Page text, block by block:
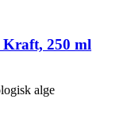
Kraft, 250 ml
alge